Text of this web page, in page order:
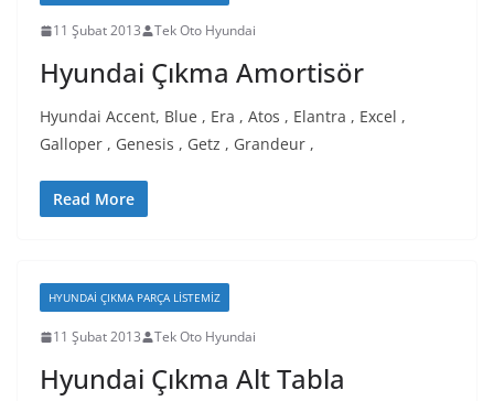
11 Şubat 2013 Tek Oto Hyundai
Hyundai Çıkma Amortisör
Hyundai Accent, Blue , Era , Atos , Elantra , Excel ,
Galloper , Genesis , Getz , Grandeur ,
Read More
HYUNDAI ÇIKMA PARÇA LISTEMIZ
11 Şubat 2013 Tek Oto Hyundai
Hyundai Çıkma Alt Tabla